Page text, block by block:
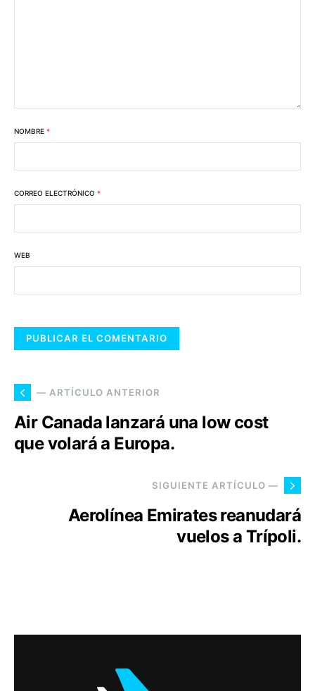
NOMBRE *
CORREO ELECTRÓNICO *
WEB
— ARTÍCULO ANTERIOR
Air Canada lanzará una low cost
que volará a Europa.
SIGUIENTE ARTÍCULO —
Aerolínea Emirates reanudará
vuelos a Trípoli.